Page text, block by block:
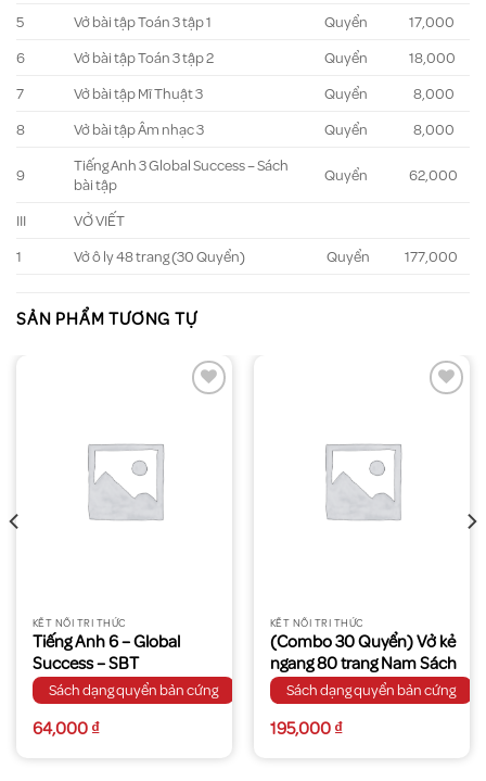
5
Vở bài tập Toán 3 tập 1 Quyển
17,000
6
Vở bài tập Toán 3 tập 2 Quyển
18,000
7
Vở bài tập Mĩ Thuật 3 Quyển
8,000
8
Vở bài tập Âm nhạc 3 Quyển 8,000
9
Tiếng Anh 3 Global Success – Sách
bài tập
Quyển 62,000
III
VỞ VIẾT
1
Vở ô ly 48 trang (30 Quyển) Quyển 177,000
SẢN PHẨM TƯƠNG TỰ
KẾT NỐI TRI THỨC
Tiếng Anh 6 – Global
Success – SBT
Sách dạng quyển bản cứng
64,000₫
KẾT NỐI TRI THỨC
(Combo 30 Quyển) Vở kẻ
ngang 80 trang Nam Sách
Sách dạng quyển bản cứng
195,000₫